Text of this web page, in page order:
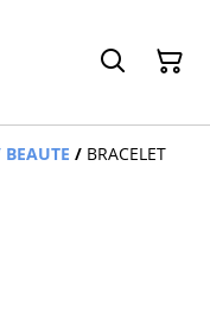
/ BRACELET